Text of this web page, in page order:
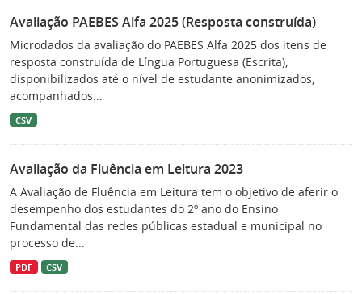
Avaliação PAEBES Alfa 2025 (Resposta construída)
Microdados da avaliação do PAEBES Alfa 2025 dos itens de
resposta construída de Língua Portuguesa (Escrita),
disponibilizados até o nível de estudante anonimizados,
acompanhados...
CSV
Avaliação da Fluência em Leitura 2023
A Avaliação de Fluência em Leitura tem o objetivo de aferir o
desempenho dos estudantes do 2º ano do Ensino
Fundamental das redes públicas estadual e municipal no
processo de...
PDF CSV